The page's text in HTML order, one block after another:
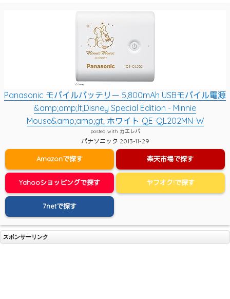
Panasonic モバイルバッテリー 5,800mAh USBモバイル電源
&amp;amp;lt;Disney Special Edition - Minnie
Mouse&amp;amp;gt; ホワイト QE-QL202MN-W
posted with カエレバ
パナソニック 2013-11-29
Amazonで探す 楽天市場で探す
Yahooショッピングで探す ヤフオク!で探す
7netで探す
スポンサーリンク